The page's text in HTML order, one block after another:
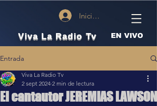
Iniciar sesión
Viva La Radio Tv EN VIVO
Entrada
El cantautor JEREMIAS LAWSON
Viva La Radio Tv
2 sept 2024 2 min de lectura